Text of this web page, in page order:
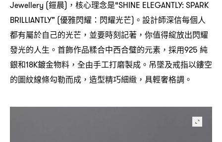
Jewellery (鎧晨)， 核心理念是“SHINE ELEGANTLY: SPARK
BRILLIANTLY” (優雅閃耀 ： 閃耀光芒) 。設計師深信每個人
都有屬於自己的光芒 ， 並要時刻記著 ， 你值得綻放出閃耀
發光的人生。首飾作品糅合中西合璧的元素 ， 採用925 純
銀和18K鍍金物料 ， 全由手工打磨製成。吊墜及戒指以鏤空
的圖紋線條勾勒而成 ， 造型精巧細緻 ， 具輕奢格調。